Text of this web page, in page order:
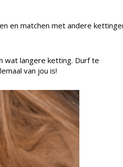
en matchen met andere
wat langere ketting. Durf te
van jou is!